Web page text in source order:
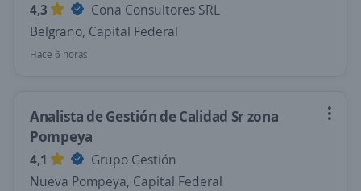
4,3
Cona Consultores SRL
Belgrano, Capital Federal
Hace 6 horas
Analista de Gestión de Calidad Sr zona
Pompeya
4,1
Grupo Gestión
Nueva Pompeya, Capital Federal